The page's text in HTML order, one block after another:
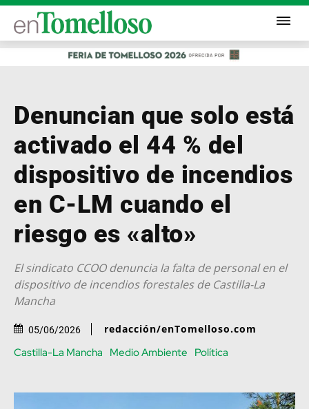
Denuncian que solo está
activado el 44 % del
dispositivo de incendios
en C-LM cuando el
riesgo es «alto»
El sindicato CCOO denuncia la falta de personal en el
dispositivo de incendios forestales de Castilla-La
Mancha
05/06/2026 redacción/enTomelloso.com
Castilla-La Mancha Medio Ambiente Política